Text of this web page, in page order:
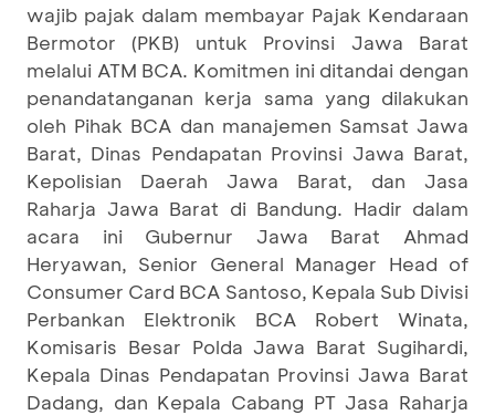
wajib pajak dalam membayar Pajak Kendaraan
Bermotor (PKB) untuk Provinsi Jawa Barat
melalui ATM BCA. Komitmen ini ditandai dengan
penandatanganan kerja sama yang dilakukan
oleh Pihak BCA dan manajemen Samsat Jawa
Barat, Dinas Pendapatan Provinsi Jawa Barat,
Kepolisian Daerah Jawa Barat, dan Jasa
Raharja Jawa Barat di Bandung. Hadir dalam
acara ini Gubernur Jawa Barat Ahmad
Heryawan, Senior General Manager Head of
Consumer Card BCA Santoso, Kepala Sub Divisi
Perbankan Elektronik BCA Robert Winata,
Komisaris Besar Polda Jawa Barat Sugihardi,
Kepala Dinas Pendapatan Provinsi Jawa Barat
Dadang, dan Kepala Cabang PT Jasa Raharja